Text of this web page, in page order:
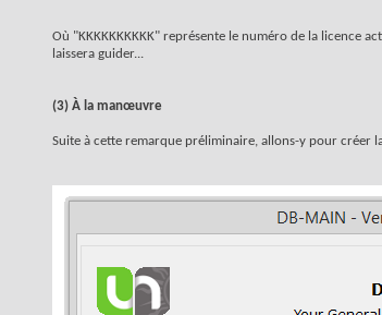
Où "KKKKKKKKKK" représente le numéro de la licence
laissera guider...
(3) À la manœuvre
Suite à cette remarque préliminaire, allons-y pour créer